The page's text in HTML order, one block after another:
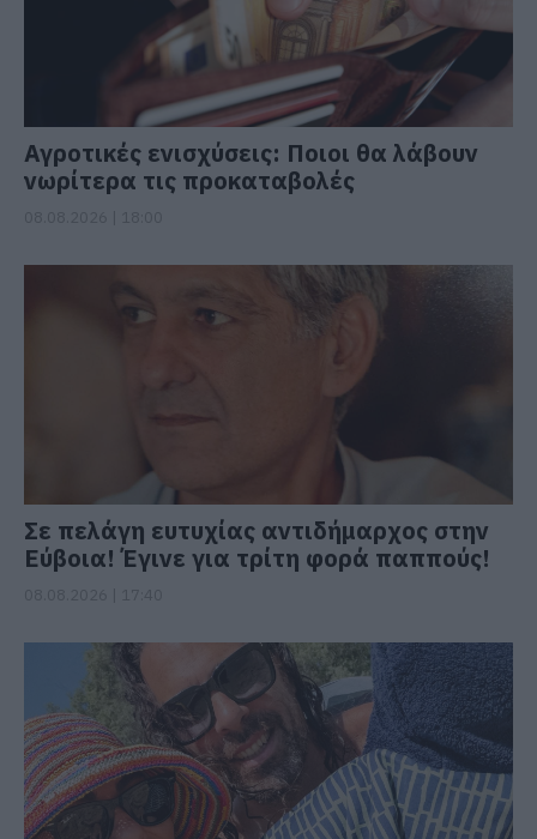
Αγροτικές ενισχύσεις: Ποιοι θα λάβουν
νωρίτερα τις προκαταβολές
Σε πελάγη ευτυχίας αντιδήμαρχος στην
Εύβοια! Έγινε για τρίτη φορά παππούς!